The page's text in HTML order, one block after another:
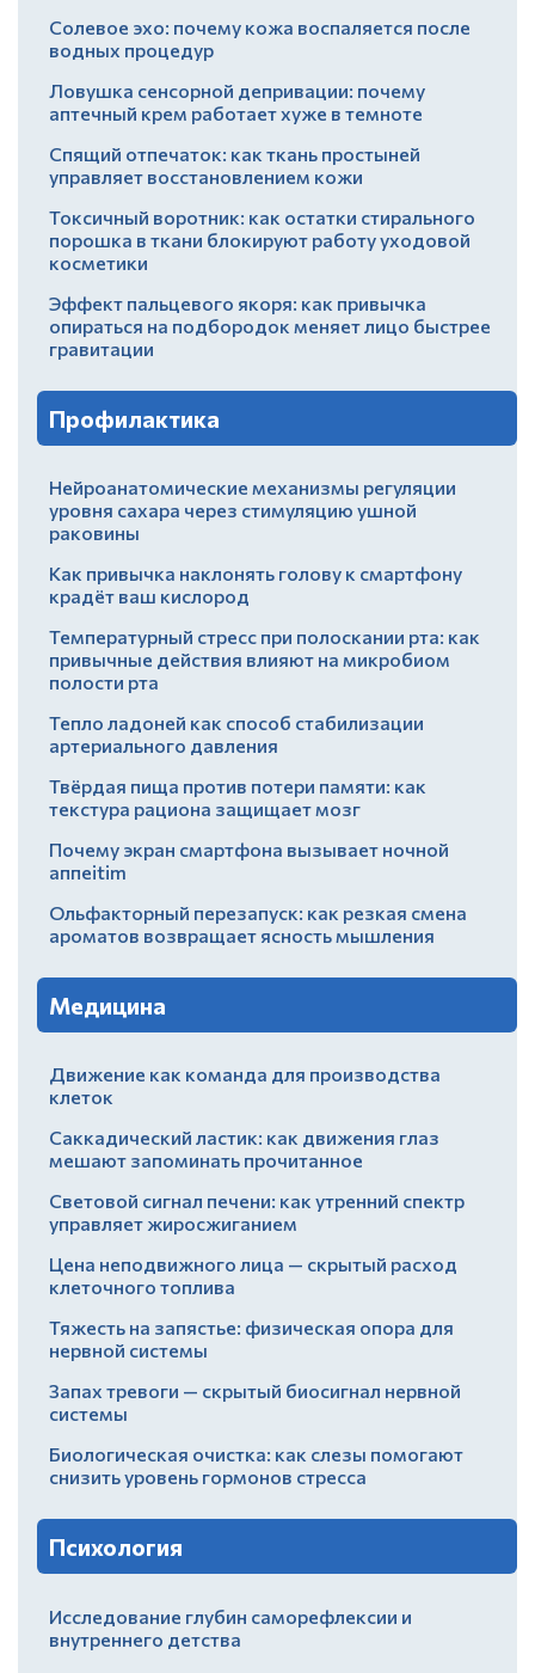
Солевое эхо: почему кожа воспаляется после
водных процедур
Ловушка сенсорной депривации: почему
аптечный крем работает хуже в темноте
Спящий отпечаток: как ткань простыней
управляет восстановлением кожи
Токсичный воротник: как остатки стирального
порошка в ткани блокируют работу уходовой
косметики
Эффект пальцевого якоря: как привычка
опираться на подбородок меняет лицо быстрее
гравитации
Профилактика
Нейроанатомические механизмы регуляции
уровня сахара через стимуляцию ушной
раковины
Как привычка наклонять голову к смартфону
крадёт ваш кислород
Температурный стресс при полоскании рта: как
привычные действия влияют на микробиом
полости рта
Тепло ладоней как способ стабилизации
артериального давления
Твёрдая пища против потери памяти: как
текстура рациона защищает мозг
Почему экран смартфона вызывает ночной
аппеitim
Ольфакторный перезапуск: как резкая смена
ароматов возвращает ясность мышления
Медицина
Движение как команда для производства
клеток
Саккадический ластик: как движения глаз
мешают запоминать прочитанное
Световой сигнал печени: как утренний спектр
управляет жиросжиганием
Цена неподвижного лица — скрытый расход
клеточного топлива
Тяжесть на запястье: физическая опора для
нервной системы
Запах тревоги — скрытый биосигнал нервной
системы
Биологическая очистка: как слезы помогают
снизить уровень гормонов стресса
Психология
Исследование глубин саморефлексии и
внутреннего детства